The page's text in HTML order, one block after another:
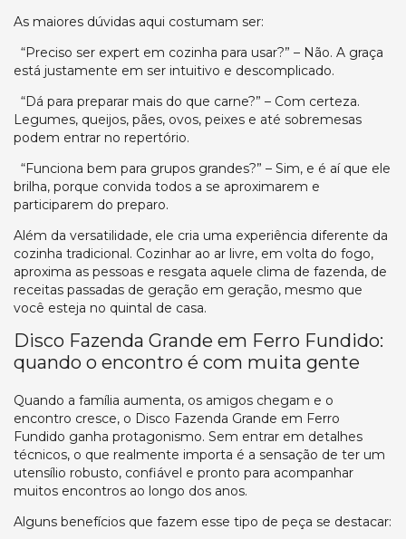
As maiores dúvidas aqui costumam ser:
“Preciso ser expert em cozinha para usar?” – Não. A graça
está justamente em ser intuitivo e descomplicado.
“Dá para preparar mais do que carne?” – Com certeza.
Legumes, queijos, pães, ovos, peixes e até sobremesas
podem entrar no repertório.
“Funciona bem para grupos grandes?” – Sim, e é aí que ele
brilha, porque convida todos a se aproximarem e
participarem do preparo.
Além da versatilidade, ele cria uma experiência diferente da
cozinha tradicional. Cozinhar ao ar livre, em volta do fogo,
aproxima as pessoas e resgata aquele clima de fazenda, de
receitas passadas de geração em geração, mesmo que
você esteja no quintal de casa.
Disco Fazenda Grande em Ferro Fundido:
quando o encontro é com muita gente
Quando a família aumenta, os amigos chegam e o
encontro cresce, o Disco Fazenda Grande em Ferro
Fundido ganha protagonismo. Sem entrar em detalhes
técnicos, o que realmente importa é a sensação de ter um
utensílio robusto, confiável e pronto para acompanhar
muitos encontros ao longo dos anos.
Alguns benefícios que fazem esse tipo de peça se destacar: